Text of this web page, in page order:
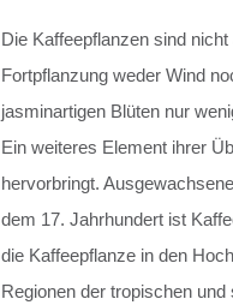
Die Kaffeepflanzen sind
Fortpflanzung weder Wind
jasminartigen Blüten nur
Ein weiteres Element ihrer
hervorbringt.
dem 17. Jahrhundert ist
die Kaffeepflanze in den
Regionen der tropischen